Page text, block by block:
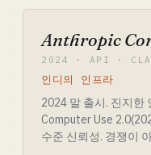
Anthropic
2024 · API ·
인디의 인프라
2024 말 출시. 진지한
Computer Use
수준 신뢰성. 경쟁이